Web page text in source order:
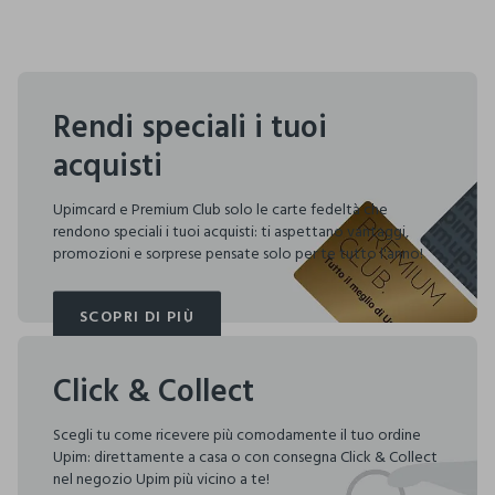
Rendi speciali i tuoi
acquisti
Upimcard e Premium Club solo le carte fedeltà che
rendono speciali i tuoi acquisti: ti aspettano vantaggi,
promozioni e sorprese pensate solo per te tutto l'anno!
SCOPRI DI PIÙ
SCOPRI DI PIÙ
Click & Collect
Scegli tu come ricevere più comodamente il tuo ordine
Upim: direttamente a casa o con consegna Click & Collect
nel negozio Upim più vicino a te!